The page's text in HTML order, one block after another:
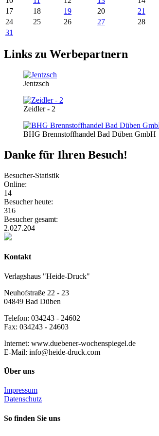
17
18 19 20 21
24
25 26 27 28
31
Links zu Werbepartnern
Jentzsch
Zeidler - 2
BHG Brennstoffhandel Bad Düben GmbH
Danke für Ihren Besuch!
Besucher-Statistik
Online:
14
Besucher heute:
316
Besucher gesamt:
2.027.204
Kontakt
Verlagshaus "Heide-Druck"
Neuhofstraße 22 - 23
04849 Bad Düben
Telefon: 034243 - 24602
Fax: 034243 - 24603
Internet: www.duebener-wochenspiegel.de
E-Mail: info@heide-druck.com
Über uns
Impressum
Datenschutz
So finden Sie uns